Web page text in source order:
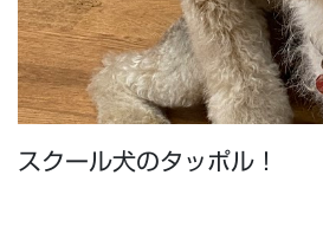
スクール犬のタッポル！